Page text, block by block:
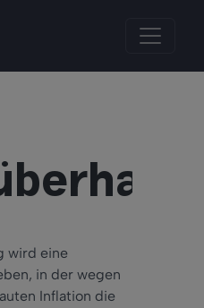
wird eine
in der wegen
Inflation die